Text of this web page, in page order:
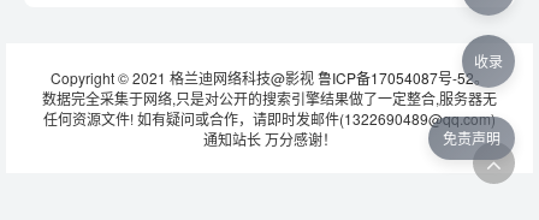
Copyright © 2021 格兰迪网络科技@影视鲁ICP备17054087号-52。
数据完全采集于网络,只是对公开的搜索引擎结果做了一定整合,服务器无
任何资源文件! 如有疑问或合作，请即时发邮件(1322690489@qq.com)
通知站长 万分感谢！
免责声明
收录